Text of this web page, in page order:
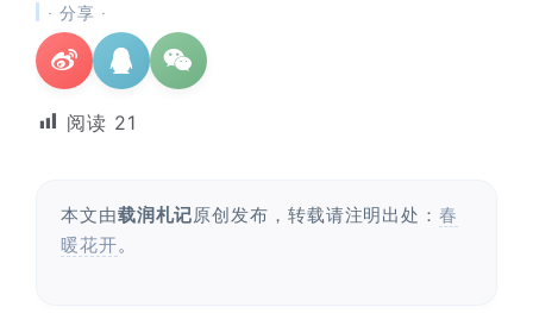
· 分享 ·
阅读 21
本文由载润札记原创发布，转载请注明出处：春
暖花开。
所有的等待，都是不期而遇
晨风微凉，小区花香正浓。 从外...